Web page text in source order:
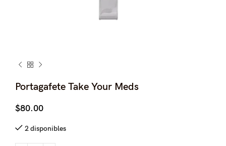
Portagafete Take Your Meds
$80.00
2 disponibles